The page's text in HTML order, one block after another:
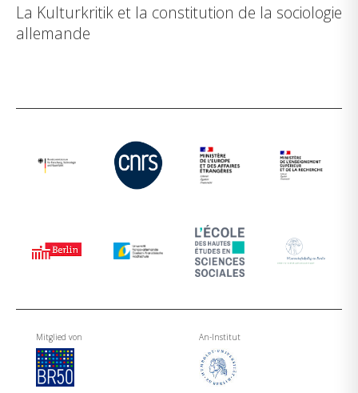
La Kulturkritik et la constitution de la sociologie
allemande
Mitglied von An-Institut